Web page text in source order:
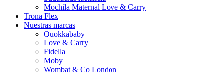
Mochila Maternal Love & Carry
Trona Flex
Nuestras marcas
Quokkababy
Love & Carry
Fidella
Moby
Wombat & Co London